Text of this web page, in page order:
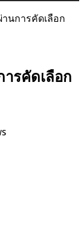
นการคัดเลือก
รคัดเลือก